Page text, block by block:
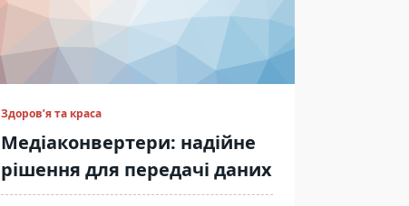
Здоров’я та краса
Медіаконвертери: надійне
рішення для передачі даних